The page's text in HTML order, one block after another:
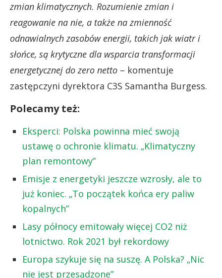
zmian klimatycznych. Rozumienie zmian i
reagowanie na nie, a także na zmienność
odnawialnych zasobów energii, takich jak wiatr i
słońce, są krytyczne dla wsparcia transformacji
energetycznej do zero netto – komentuje
zastępczyni dyrektora C3S Samantha Burgess.
Polecamy też:
Eksperci: Polska powinna mieć swoją
ustawę o ochronie klimatu. „Klimatyczny
plan remontowy”
Emisje z energetyki jeszcze wzrosły, ale to
już koniec. „To początek końca ery paliw
kopalnych”
Lasy północy emitowały więcej CO2 niż
lotnictwo. Rok 2021 był rekordowy
Europa szykuje się na suszę. A Polska? „Nic
nie jest przesądzone”